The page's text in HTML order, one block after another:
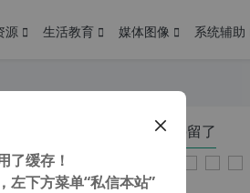
源 生活教育 媒体图像 系统辅助
统修复
位于国
您在本页停留了
了缓存！
左下方菜单“私信本站”